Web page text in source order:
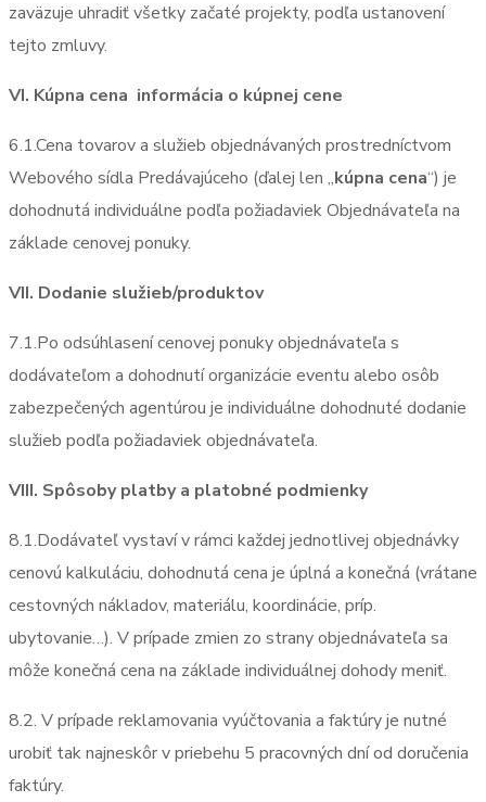
zaväzuje uhradiť všetky začaté projekty, podľa ustanovení
tejto zmluvy.
VI. Kúpna cena informácia o kúpnej cene
6.1.Cena tovarov a služieb objednávaných prostredníctvom
Webového sídla Predávajúceho (ďalej len „kúpna cena“) je
dohodnutá individuálne podľa požiadaviek Objednávateľa na
základe cenovej ponuky.
VII. Dodanie služieb/produktov
7.1.Po odsúhlasení cenovej ponuky objednávateľa s
dodávateľom a dohodnutí organizácie eventu alebo osôb
zabezpečených agentúrou je individuálne dohodnuté dodanie
služieb podľa požiadaviek objednávateľa.
VIII. Spôsoby platby a platobné podmienky
8.1.Dodávateľ vystaví v rámci každej jednotlivej objednávky
cenovú kalkuláciu, dohodnutá cena je úplná a konečná (vrátane
cestovných nákladov, materiálu, koordinácie, príp.
ubytovanie…). V prípade zmien zo strany objednávateľa sa
môže konečná cena na základe individuálnej dohody meniť.
8.2. V prípade reklamovania vyúčtovania a faktúry je nutné
urobiť tak najneskôr v priebehu 5 pracovných dní od doručenia
faktúry.